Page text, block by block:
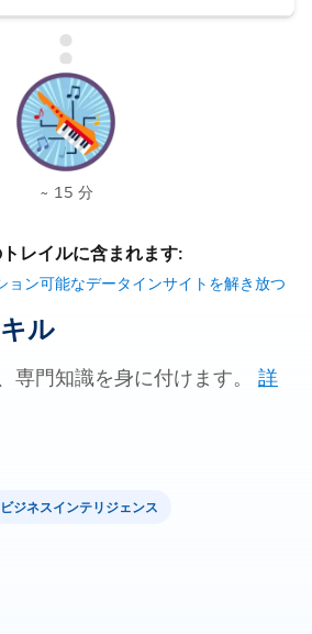
~ 15 分
レイルに含まれます:
ン可能なデータインサイトを解き放つ
ル
専門知識を身に付けます。 詳
ビジネスインテリジェンス